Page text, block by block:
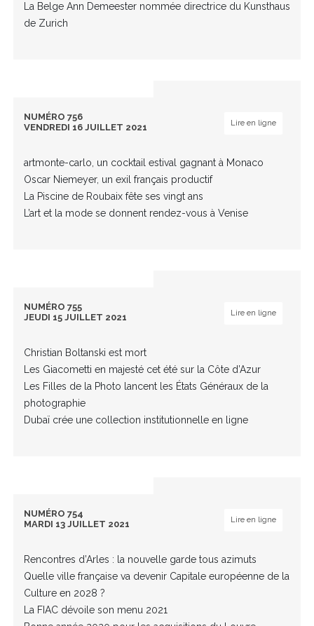
La Belge Ann Demeester nommée directrice du Kunsthaus
de Zurich
NUMÉRO 756
VENDREDI 16 JUILLET 2021
Lire en ligne
artmonte-carlo, un cocktail estival gagnant à Monaco
Oscar Niemeyer, un exil français productif
La Piscine de Roubaix fête ses vingt ans
L’art et la mode se donnent rendez-vous à Venise
NUMÉRO 755
JEUDI 15 JUILLET 2021
Lire en ligne
Christian Boltanski est mort
Les Giacometti en majesté cet été sur la Côte d’Azur
Les Filles de la Photo lancent les États Généraux de la
photographie
Dubaï crée une collection institutionnelle en ligne
NUMÉRO 754
MARDI 13 JUILLET 2021
Lire en ligne
Rencontres d’Arles : la nouvelle garde tous azimuts
Quelle ville française va devenir Capitale européenne de la
Culture en 2028 ?
La FIAC dévoile son menu 2021